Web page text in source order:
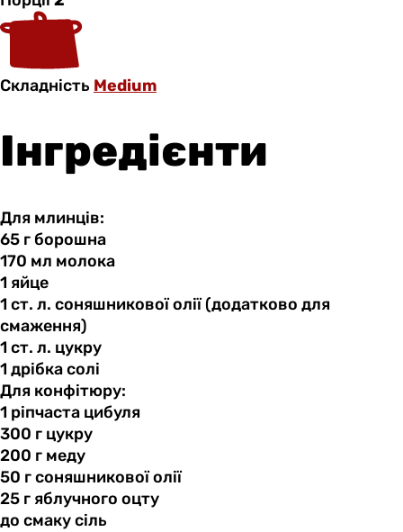
Складність Medium
Інгредієнти
Для млинців:
65 г борошна
170 мл молока
1 яйце
1 ст. л. соняшникової олії (додатково для
смаження)
1 ст. л. цукру
1 дрібкасолі
Для конфітюру:
1 ріпчаста цибуля
300 г цукру
200 г меду
50 гсоняшниковоїолії
25 г яблучного оцту
до смакусіль